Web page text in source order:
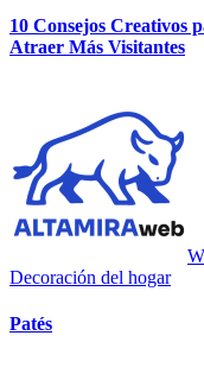
10 Consejos Creativos
Atraer Más Visitantes
Decoración del hogar
Patés